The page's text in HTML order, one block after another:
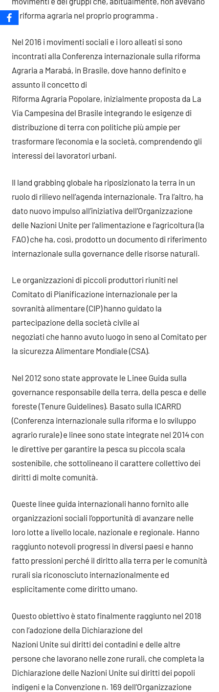
la riforma agraria nel proprio programma .
Nel 2016 i movimenti sociali e i loro alleati si sono
incontrati alla Conferenza internazionale sulla riforma
Agraria a Marabá, in Brasile, dove hanno definito e
assunto il concetto di
Riforma Agraria Popolare, inizialmente proposta da La
Vía Campesina del Brasile integrando le esigenze di
distribuzione di terra con politiche più ampie per
trasformare l’economia e la società, comprendendo gli
interessi dei lavoratori urbani.
Il land grabbing globale ha riposizionato la terra in un
ruolo di rilievo nell’agenda internazionale. Tra l’altro, ha
dato nuovo impulso all’iniziativa dell’Organizzazione
delle Nazioni Unite per l’alimentazione e l’agricoltura (la
FAO) che ha, così, prodotto un documento di riferimento
internazionale sulla governance delle risorse naturali.
Le organizzazioni di piccoli produttori riuniti nel
Comitato di Pianificazione internazionale per la
sovranità alimentare (CIP) hanno guidato la
partecipazione della società civile ai
negoziati che hanno avuto luogo in seno al Comitato per
la sicurezza Alimentare Mondiale (CSA).
Nel 2012 sono state approvate le Linee Guida sulla
governance responsabile della terra, della pesca e delle
foreste (Tenure Guidelines). Basato sulla ICARRD
(Conferenza internazionale sulla riforma e lo sviluppo
agrario rurale) e linee sono state integrate nel 2014 con
le direttive per garantire la pesca su piccola scala
sostenibile, che sottolineano il carattere collettivo dei
diritti di molte comunità.
Queste linee guida internazionali hanno fornito alle
organizzazioni sociali l’opportunità di avanzare nelle
loro lotte a livello locale, nazionale e regionale. Hanno
raggiunto notevoli progressi in diversi paesi e hanno
fatto pressioni perché il diritto alla terra per le comunità
rurali sia riconosciuto internazionalmente ed
esplicitamente come diritto umano.
Questo obiettivo è stato finalmente raggiunto nel 2018
con l’adozione della Dichiarazione del
Nazioni Unite sui diritti dei contadini e delle altre
persone che lavorano nelle zone rurali, che completa la
Dichiarazione delle Nazioni Unite sui diritti dei popoli
indigeni e la Convenzione n. 169 dell’Organizzazione